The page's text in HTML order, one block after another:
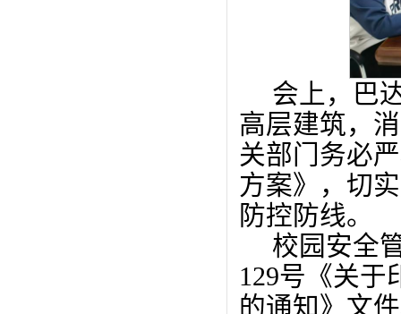
会上，巴
高层建筑，
关部门务必
方案》，切
防控防线。
校园安全
129号《关于
的通知》文